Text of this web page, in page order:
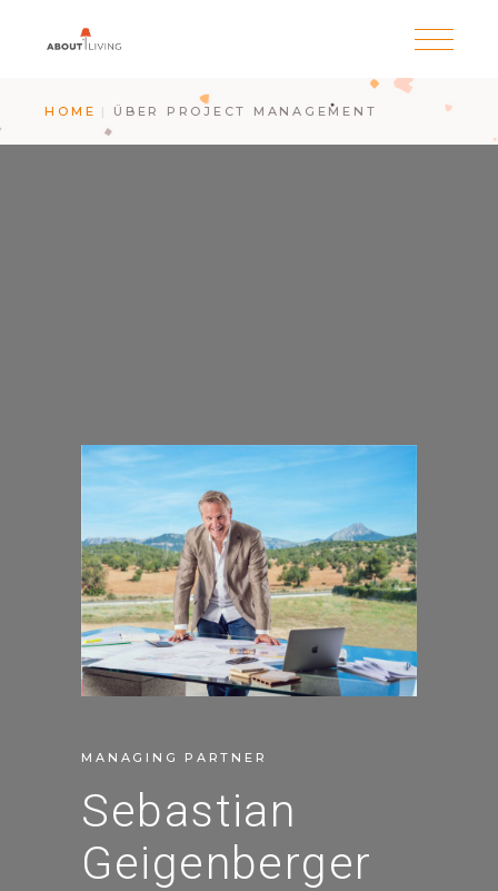
HOME ÜBER PROJECT MANAGEMENT
MANAGING PARTNER
Sebastian
Geigenberger